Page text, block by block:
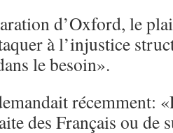
d’Oxford, le
à l’injustice
le besoin».
récemment:
des Français ou de